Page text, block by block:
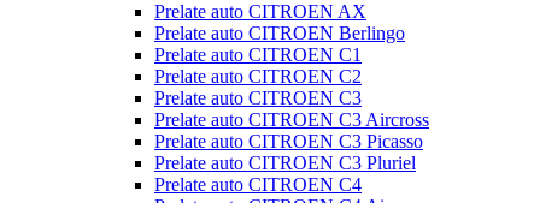
Prelate auto CITROEN AX
Prelate auto CITROEN Berlingo
Prelate auto CITROEN C1
Prelate auto CITROEN C2
Prelate auto CITROEN C3
Prelate auto CITROEN C3 Aircross
Prelate auto CITROEN C3 Picasso
Prelate auto CITROEN C3 Pluriel
Prelate auto CITROEN C4